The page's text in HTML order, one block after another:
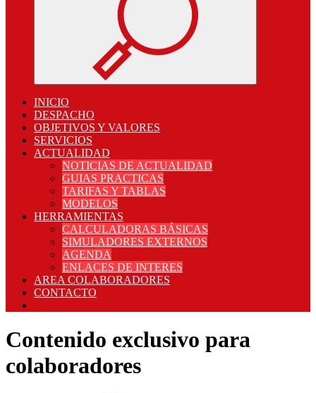
INICIO
DESPACHO
OBJETIVOS Y VALORES
SERVICIOS
ACTUALIDAD
NOTICIAS DE ACTUALIDAD
GUIAS PRACTICAS
TARIFAS Y TABLAS
MODELOS
HERRAMIENTAS
CALCULADORAS BÁSICAS
SIMULADORES EXTERNOS
AGENDA
ENLACES DE INTERES
AREA COLABORADORES
CONTACTO
Contenido exclusivo para
colaboradores